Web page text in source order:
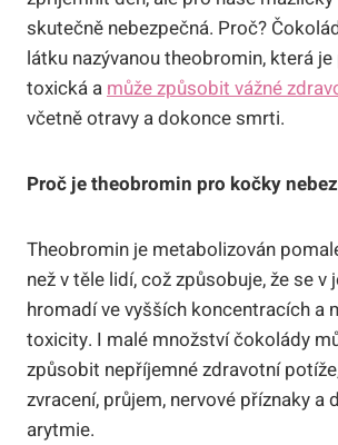
skutečně nebezpečná. Proč?
látku nazývanou theobromin, která
toxická a může způsobit vážné
včetně otravy a dokonce smrti.
Proč je theobromin pro kočky
Theobromin je metabolizován
než v těle lidí, což způsobuje, že se v
hromadí ve vyšších koncentracích a
toxicity. I malé množství čokolády
způsobit nepříjemné zdravotní
zvracení, průjem, nervové příznaky a
arytmie.